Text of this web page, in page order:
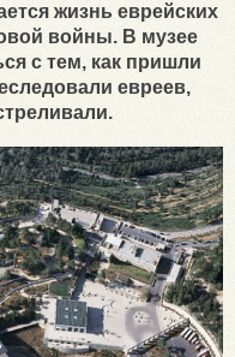
жизнь еврейских
войны. В музее
с тем, как пришли
евреев,